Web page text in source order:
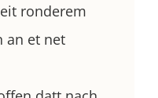
ronderem
an et net